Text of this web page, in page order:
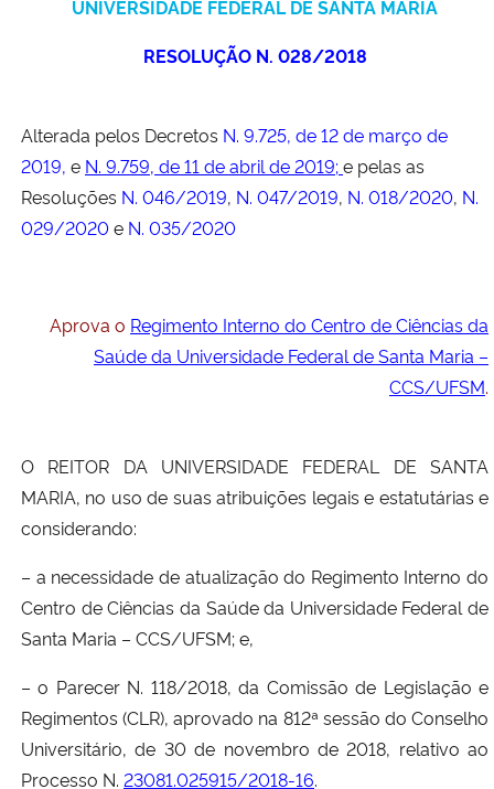
Ministério da Cidadania
Ministério de Minas e Energia
Ministério da Ciência, Tecnologia, Inovações e Comunicações
Ministério do Desenvolvimento Regional
Secretaria de Governo
Advocacia-Geral da União
Banco Central do Brasil
UNIVERSIDADE FEDERAL DE SANTA MARIA
RESOLUÇÃO N. 028/2018
Alterada pelos Decretos N. 9.725, de 12 de março de
2019, e N. 9.759, de 11 de abril de 2019;e pelas as
Resoluções N. 046/2019, N. 047/2019, N. 018/2020, N.
029/2020e N. 035/2020
Aprova o Regimento Interno do Centro de Ciências da
Saúde da Universidade Federal de Santa Maria –
CCS/UFSM.
O REITOR DA UNIVERSIDADE FEDERAL DE SANTA
MARIA, no uso de suas atribuições legais e estatutárias e
considerando:
– a necessidade de atualização do Regimento Interno do
Centro de Ciências da Saúde da Universidade Federal de
Santa Maria – CCS/UFSM; e,
– o Parecer N. 118/2018, da Comissão de Legislação e
Regimentos (CLR), aprovado na 812ª sessão do Conselho
Universitário, de 30 de novembro de 2018, relativo ao
Processo N. 23081.025915/2018-16.